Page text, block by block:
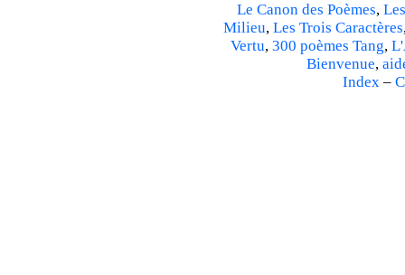
Le Canon des Poèmes,
Milieu, Les Trois Caractères
Vertu, 300 poèmes Tang,
Bienvenue,
Index–